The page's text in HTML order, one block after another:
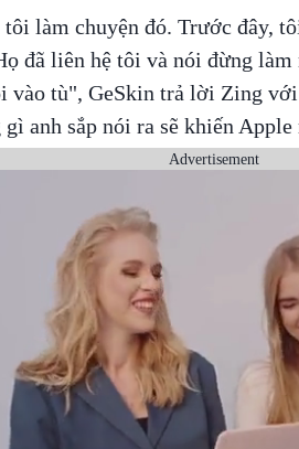
làm chuyện đó. Trước đây,
đã liên hệ tôi và nói đừng làm
vào tù", GeSkin trả lời Zing
gì anh sắp nói ra sẽ khiến
Advertisement